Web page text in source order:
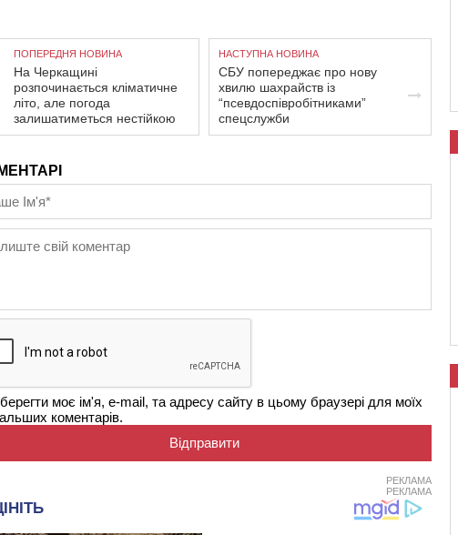
ПОПЕРЕДНЯ НОВИНА
На Черкащині
розпочинається кліматичне
літо, але погода
залишатиметься нестійкою
НАСТУПНА НОВИНА
СБУ попереджає про нову
хвилю шахрайств із
“псевдоспівробітниками”
спецслужби
моє ім'я, e-mail, та адресу сайту в цьому браузері для моїх
коментарів.
РЕКЛАМА
РЕКЛАМА